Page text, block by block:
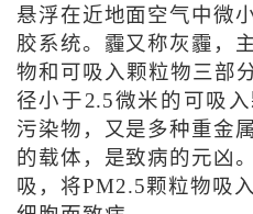
悬浮在近地面空气中微
胶系统。霾又称灰霾，
物和可吸入颗粒物三部
径小于2.5微米的可吸
污染物，又是多种重金
的载体，是致病的元凶
吸，将PM2.5颗粒物吸